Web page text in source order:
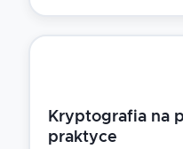
Kryptografia na
praktyce